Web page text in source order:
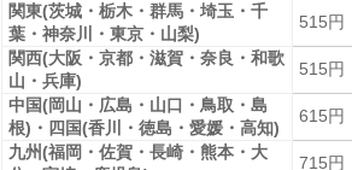
関東(茨城・栃木・群馬・埼玉・千
葉・神奈川・東京・山梨)
515円
関西(大阪・京都・滋賀・奈良・和歌
山・兵庫)
515円
中国(岡山・広島・山口・鳥取・島
根)・四国(香川・徳島・愛媛・高知)
615円
九州(福岡・佐賀・長崎・熊本・大
715円